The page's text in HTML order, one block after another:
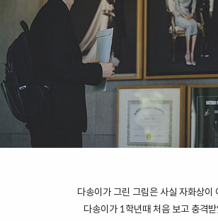
다송이가 그린 그림은 사실 자화상이
다송이가 1학년때 처음 보고 충격받